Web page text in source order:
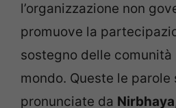
l’organizzazione non
promuove la
sostegno delle comunità
mondo. Queste le
pronunciate da Nirbhaya